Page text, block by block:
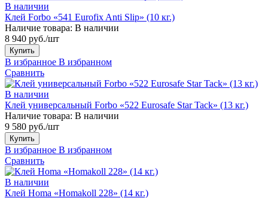
В наличии
Клей Forbo «541 Eurofix Anti Slip» (10 кг.)
Наличие товара: В наличии
8 940 руб./шт
Купить
В избранное В избранном
Сравнить
В наличии
Клей универсальный Forbo «522 Eurosafe Star Tack» (13 кг.)
Наличие товара: В наличии
9 580 руб./шт
Купить
В избранное В избранном
Сравнить
В наличии
Клей Homa «Homakoll 228» (14 кг.)